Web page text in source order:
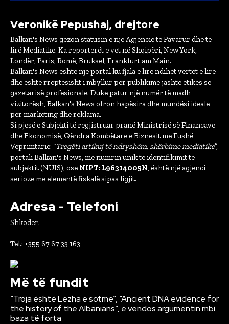
Veronikë Pepushaj, drejtore
Balkan's News gëzon statusin e një Agjencie të Pavarur dhe të
lirë Mediatike. Ka reporterët e vet në Shqipëri, New York,
Londër, Paris, Romë, Bruksel, Frankfurt am Main.
Balkan's News është një portal ku fjala e lirë ndihet vërtet e lirë
dhe është rreptësisht i mbyllur për publikime jashtë etikës së
gazetarisë profesionale. Duke patur një numër të madh
vizitorësh, Balkan's News ofron hapësira dhe mundësi ideale
për marketing dhe reklama.
Si pjesë e Subjekti të regjistruar pranë Ministrisë së Financave
dhe Ekonomisë, Qëndra Kombëtare e Biznesit me Fushë
Veprimtarie: “Tregëti artikuj të ndryshëm, shërbime mediatike”,
portali Balkan's News, me numrin unik të identifikimit të
subjektit (NUIS), ose NIPT: L96314005N, është një agjenci
serioze me elementë fiskalë sipas ligjit.
Adresa - Telefoni
Shkoder.
Tel.: +355 67 67 33 163
Më të fundit
“Troja është Lezha e sotme”, “Ancient DNA evidence for
the history of the Albanians”, e vendos argumentin mbi
baza të forta